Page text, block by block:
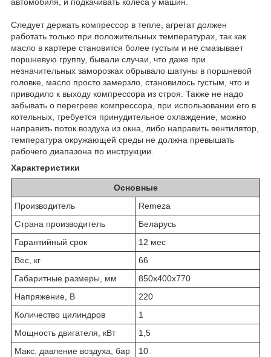
Следует держать компрессор в тепле, агрегат должен
работать только при положительных температурах, так как
масло в картере становится более густым и не смазывает
поршневую группу, бывали случаи, что даже при
незначительных заморозках обрывало шатуны в поршневой
головке, масло просто замерзло, становилось густым, что и
приводило к выходу компрессора из строя. Также не надо
забывать о перегреве компрессора, при использовании его в
котельных, требуется принудительное охлаждение, можно
направить поток воздуха из окна, либо направить вентилятор,
температура окружающей среды не должна превышать
рабочего диапазона по инструкции.
Характеристики
Основные
Производитель
Remeza
Страна производитель
Беларусь
Гарантийный срок
12 мес
Вес, кг
66
Габаритные размеры, мм
850x400x770
Напряжение, В
220
Количество цилиндров
1
Мощность двигателя, кВт
1,5
Макс. давление воздуха, бар
10